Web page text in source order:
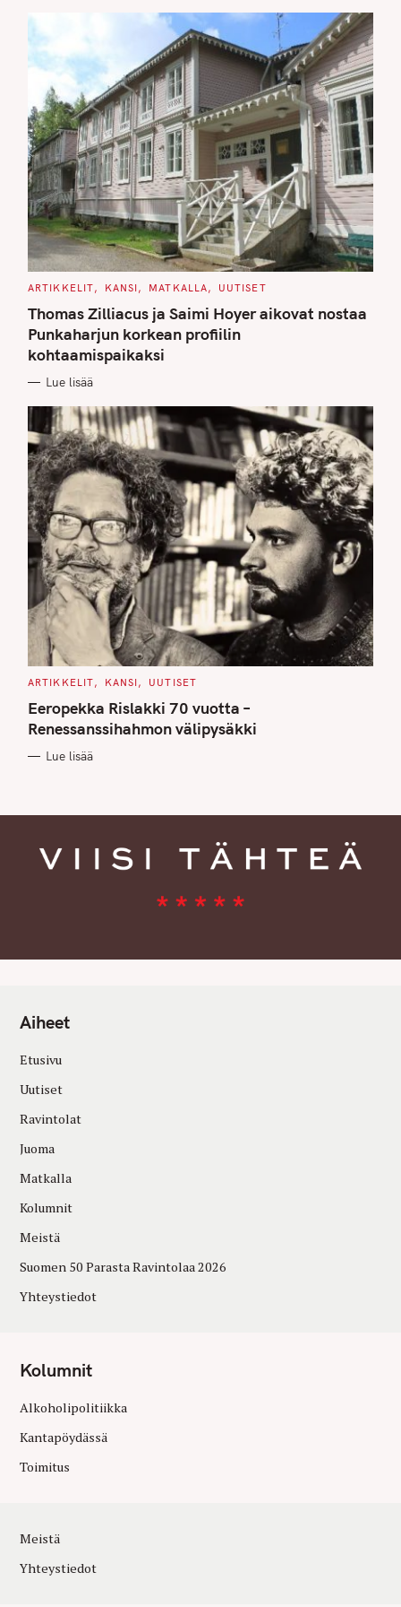
C
T
E
G
O
R
I
S
ARTIKKELIT KANSI MATKALLA UUTISET
Thomas Zilliacus ja Saimi Hoyer aikovat nostaa
Punkaharjun korkean profiilin
kohtaamispaikaksi
Lue lisää
C
T
E
G
O
I
ARTIKKELIT KANSI UUTISET
Eeropekka Rislakki 70 vuotta –
Renessanssihahmon välipysäkki
Lue lisää
Aiheet
Etusivu
Uutiset
Ravintolat
Juoma
Matkalla
Kolumnit
Meistä
Suomen 50 Parasta Ravintolaa 2026
Yhteystiedot
Kolumnit
Alkoholipolitiikka
Kantapöydässä
Toimitus
Meistä
Yhteystiedot